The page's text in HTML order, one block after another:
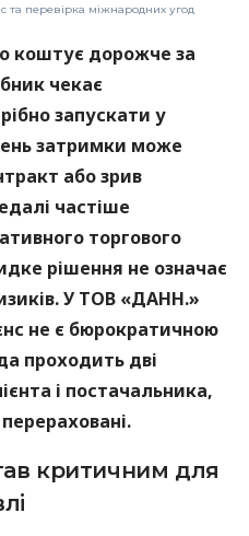
та перевірка міжнародних угод
коштує дорожче за
чекає
запускати у
затримки може
або зрив
частіше
торгового
рішення не означає
У ТОВ «ДАНН.»
не є бюрократичною
проходить дві
і постачальника,
критичним для